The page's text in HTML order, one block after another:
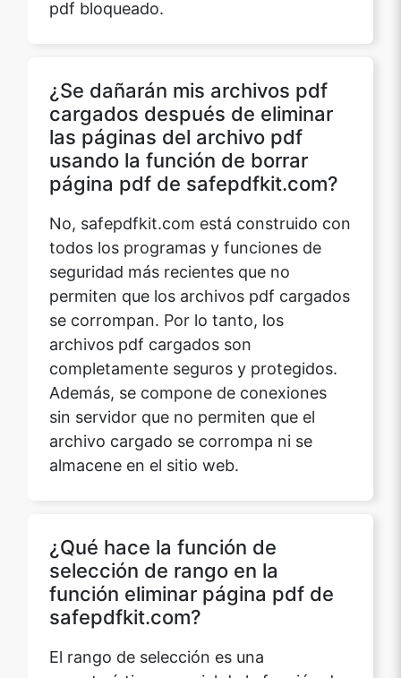
¿Se dañarán mis archivos pdf
cargados después de eliminar
las páginas del archivo pdf
usando la función de borrar
página pdf de safepdfkit.com?
todos los programas y funciones de
seguridad más recientes que no
permiten que los archivos pdf cargados
se corrompan. Por lo tanto, los
archivos pdf cargados son
completamente seguros y protegidos.
Además, se compone de conexiones
sin servidor que no permiten que el
archivo cargado se corrompa ni se
almacene en el sitio web.
¿Qué hace la función de
selección de rango en la
función eliminar página pdf de
safepdfkit.com?
característica especial de la función de